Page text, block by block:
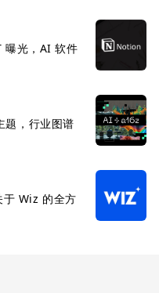
曝光，AI 软件
题，行业图谱
于 Wiz 的全方